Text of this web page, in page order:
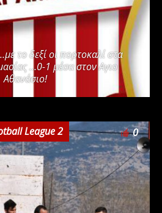
το δεξί οι πορτοκαλί στα
…0-1 μέσα στον Αγιο
Αθανάσιο!
League 2 0